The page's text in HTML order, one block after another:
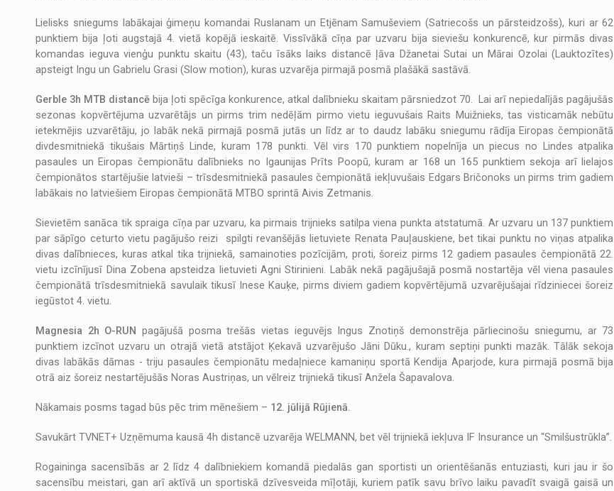
Lielisks sniegums labākajai ģimeņu komandai Ruslanam un Etjēnam Samuševiem (Satriecošs un pārsteidzošs), kuri ar 62
punktiem bija ļoti augstajā 4. vietā kopējā ieskaitē. Vissīvākā cīņa par uzvaru bija sieviešu konkurencē, kur pirmās divas
komandas ieguva vienģu punktu skaitu (43), taču īsāks laiks distancē ļāva Džanetai Sutai un Mārai Ozolai (Lauktozītes)
apsteigt Ingu un Gabrielu Grasi (Slow motion), kuras uzvarēja pirmajā posmā plašākā sastāvā.
Gerble 3h MTB distancē bija ļoti spēcīga konkurence, atkal dalībnieku skaitam pārsniedzot 70. Lai arī nepiedalījās pagājušās
sezonas kopvērtējuma uzvarētājs un pirms trim nedēļām pirmo vietu ieguvušais Raits Muižnieks, tas visticamāk nebūtu
ietekmējis uzvarētāju, jo labāk nekā pirmajā posmā jutās un līdz ar to daudz labāku sniegumu rādīja Eiropas čempionātā
divdesmitniekā tikušais Mārtiņš Linde, kuram 178 punkti. Vēl virs 170 punktiem nopelnīja un piecus no Lindes atpalika
pasaules un Eiropas čempionātu dalībnieks no Igaunijas Prīts Poopū, kuram ar 168 un 165 punktiem sekoja arī lielajos
čempionātos startējušie latvieši – trīsdesmitniekā pasaules čempionātā iekļuvušais Edgars Bričonoks un pirms trim gadiem
labākais no latviešiem Eiropas čempionātā MTBO sprintā Aivis Zetmanis.
Sievietēm sanāca tik spraiga cīņa par uzvaru, ka pirmais trijnieks satilpa viena punkta atstatumā. Ar uzvaru un 137 punktiem
par sāpīgo ceturto vietu pagājušo reizi spilgti revanšējās lietuviete Renata Pauļauskiene, bet tikai punktu no viņas atpalika
divas dalībnieces, kuras atkal tika trijniekā, samainoties pozīcijām, proti, šoreiz pirms 12 gadiem pasaules čempionātā 22.
vietu izcīnījusī Dina Zobena apsteidza lietuvieti Agni Stirinieni. Labāk nekā pagājušajā posmā nostartēja vēl viena pasaules
čempionātā trīsdesmitniekā savulaik tikusī Inese Kauķe, pirms diviem gadiem kopvērtējumā uzvarējušajai rīdziniecei šoreiz
iegūstot 4. vietu.
Magnesia 2h O-RUN pagājušā posma trešās vietas ieguvējs Ingus Znotiņš demonstrēja pārliecinošu sniegumu, ar 73
punktiem izcīnot uzvaru un otrajā vietā atstājot Ķekavā uzvarējušo Jāni Dūku., kuram septiņi punkti mazāk. Tālāk sekoja
divas labākās dāmas - triju pasaules čempionātu medaļniece kamaniņu sportā Kendija Aparjode, kura pirmajā posmā bija
otrā aiz šoreiz nestartējušās Noras Austriņas, un vēlreiz trijniekā tikusī Anžela Šapavalova.
Nākamais posms tagad būs pēc trim mēnešiem – 12. jūlijā Rūjienā.
Savukārt TVNET+ Uzņēmuma kausā 4h distancē uzvarēja WELMANN, bet vēl trijniekā iekļuva IF Insurance un “Smilšustrūkla”.
Rogaininga sacensībās ar 2 līdz 4 dalībniekiem komandā piedalās gan sportisti un orientēšanās entuziasti, kuri jau ir šo
sacensību meistari, gan arī aktīvā un sportiskā dzīvesveida mīļotāji, kuriem patīk savu brīvo laiku pavadīt svaigā gaisā un